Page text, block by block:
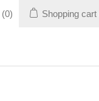
(0) Shopping cart